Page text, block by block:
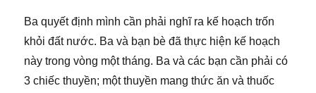
Ba quyết định mình cần phải nghĩ ra kế hoạch trốn
khỏi đất nước. Ba và bạn bè đã thực hiện kế hoạch
này trong vòng một tháng. Ba và các bạn cần phải có
3 chiếc thuyền; một thuyền mang thức ăn và thuốc